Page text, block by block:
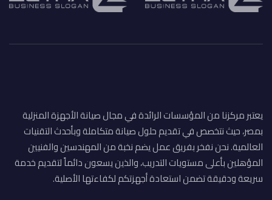
يعتبر مركزنا من المؤسسات الرائدة في مجال صيانة الأجهزة المنزلية
بمصر، حيث نتخصص في تقديم حلول صيانة متكاملة وبأحدث التقنيات
العالمية. نحن نفخر بفريق عمل يضم نخبة من المهندسين والفنيين
المؤهلين بأعلى مستويات التدريب، والذين يسعون دائماً لتقديم خدمة
سريعة ودقيقة تضمن استعادة أجهزتكم لكفاءتها الأصلية.